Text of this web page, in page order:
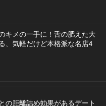
キメの一手に！舌の肥えた大
、気軽だけど本格派な名店4
の距離詰め効果があるデート